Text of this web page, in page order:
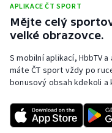
Rychlobruslení
Rychlostní kanoistika
Short track
Stolní tenis
APLIKACE ČT SPORT
Mějte celý
velké obrazovce.
S mobilní aplikací, HbbTV
máte ČT sport vždy po
bonusový obsah kdekoli a